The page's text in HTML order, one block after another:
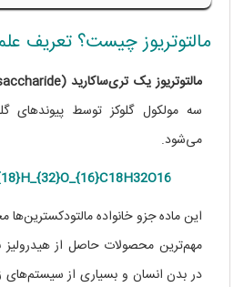
مالتوتریوز چیست؟ تعریف
مالتوتریوز یک تری‌ساکارید (Trisaccharide)
می‌شود.
C18H32O16
این ماده جزو خانواده
مهم‌ترین محصولات حاصل از هیدرولیز
در بدن انسان و بسیاری از سیستم‌های